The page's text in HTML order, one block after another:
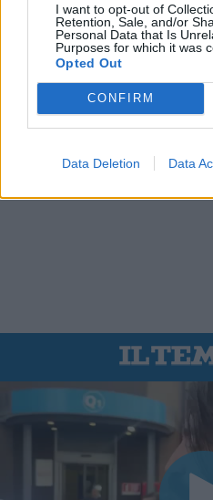
I want to opt-out of
Retention, Sale, and/or
Personal Data that Is
Purposes for which it was
Opted Out
CONFIRM
Data Deletion Data